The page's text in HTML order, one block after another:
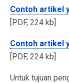
Contoh artikel
[PDF, 224 kb]
Contoh artikel
[PDF, 224 kb]
Untuk tujuan